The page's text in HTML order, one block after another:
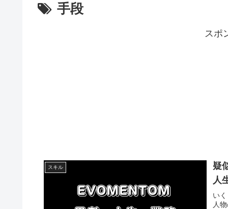
手段
スポ
スキル
疑
人
い
人